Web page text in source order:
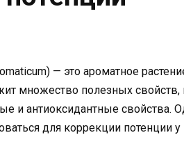
— это ароматное
множество полезных
и антиоксидантные свойства.
для коррекции потенции